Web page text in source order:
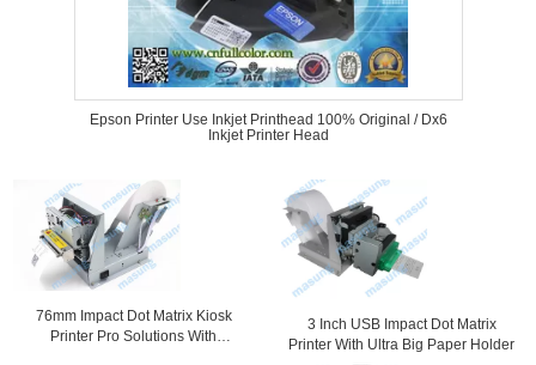
Epson Printer Use Inkjet Printhead 100% Original / Dx6
Inkjet Printer Head
76mm Impact Dot Matrix Kiosk
Printer Pro Solutions With
3 Inch USB Impact Dot Matrix
Printer With Ultra Big Paper Holder